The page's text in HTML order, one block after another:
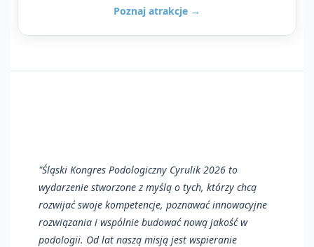
Poznaj atrakcje →
"Śląski Kongres Podologiczny Cyrulik 2026 to
wydarzenie stworzone z myślą o tych, którzy chcą
rozwijać swoje kompetencje, poznawać innowacyjne
rozwiązania i wspólnie budować nową jakość w
podologii. Od lat naszą misją jest wspieranie